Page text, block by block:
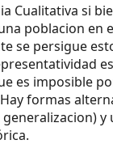
Cualitativa si
poblacion en
se persigue
es imposible
formas
y